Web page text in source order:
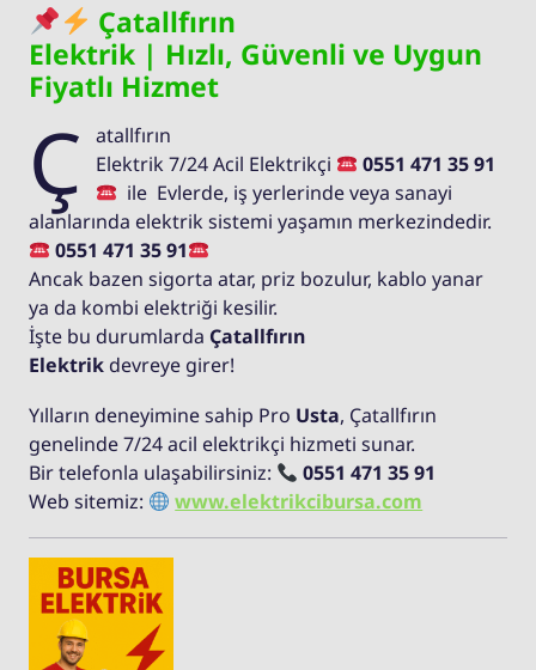
Çatallfırın
Elektrik | Hızlı, Güvenli ve Uygun
Fiyatlı Hizmet
Ç
atallfırın
Elektrik 7/24 Acil Elektrikçi
0551 471 35 91
ile Evlerde, iş yerlerinde veya sanayi
alanlarında elektrik sistemi yaşamın merkezindedir.
0551 471 35 91
Ancak bazen sigorta atar, priz bozulur, kablo yanar
ya da kombi elektriği kesilir.
İşte bu durumlarda Çatallfırın
Elektrik devreye girer!
Yılların deneyimine sahip Pro Usta, Çatallfırın
genelinde 7/24 acil elektrikçi hizmeti sunar.
Bir telefonla ulaşabilirsiniz:
0551 471 35 91
Web sitemiz:
www.elektrikcibursa.com